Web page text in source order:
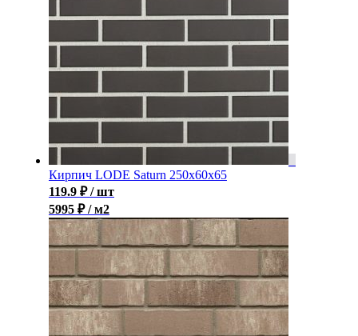
Кирпич LODE Saturn 250x60x65
119.9 ₽ / шт
5995 ₽ / м2